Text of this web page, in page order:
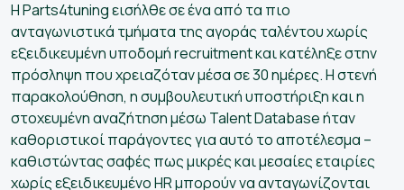
Η Parts4tuning εισήλθε σε ένα από τα πιο
ανταγωνιστικά τμήματα της αγοράς ταλέντου χωρίς
εξειδικευμένη υποδομή recruitment και κατέληξε στην
πρόσληψη που χρειαζόταν μέσα σε 30 ημέρες. Η στενή
παρακολούθηση, η συμβουλευτική υποστήριξη και η
στοχευμένη αναζήτηση μέσω Talent Database ήταν
καθοριστικοί παράγοντες για αυτό το αποτέλεσμα –
καθιστώντας σαφές πως μικρές και μεσαίες εταιρίες
χωρίς εξειδικευμένο HR μπορούν να ανταγωνίζονται